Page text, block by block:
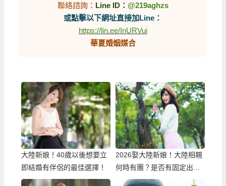
聯絡諮詢： Line ID： @219aghzs
或點擊以下網址直接加Line：
https://lin.ee/InURVui
華夏婚姻媒合
大陸新娘！40歲以後想要立
即結婚有伴侶的最佳選擇！
2026娶大陸新娘！大陸相親
何時有團？是否有固定出團
日期？